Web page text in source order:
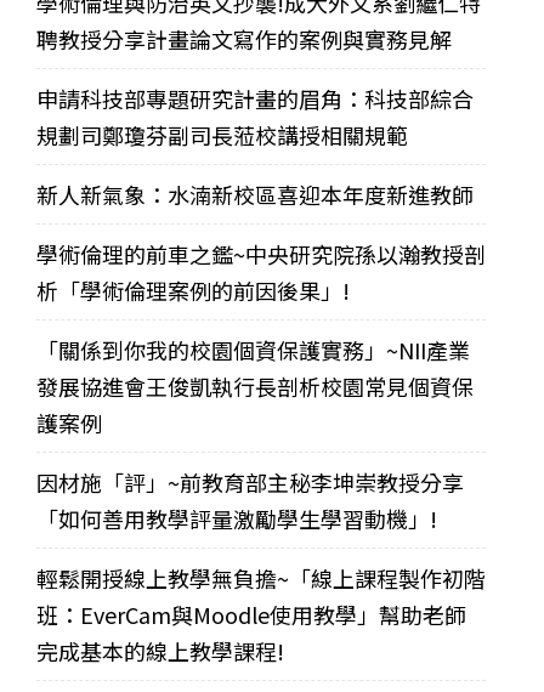
聘教授分享計畫論文寫作的案例與實務見解
申請科技部專題研究計畫的眉角：科技部綜合
規劃司鄭瓊芬副司長蒞校講授相關規範
新人新氣象：水湳新校區喜迎本年度新進教師
學術倫理的前車之鑑~中央研究院孫以瀚教授剖
析「學術倫理案例的前因後果」!
「關係到你我的校園個資保護實務」~NII產業
發展協進會王俊凱執行長剖析校園常見個資保
護案例
因材施「評」~前教育部主秘李坤崇教授分享
「如何善用教學評量激勵學生學習動機」!
輕鬆開授線上教學無負擔~「線上課程製作初階
班：EverCam與Moodle使用教學」幫助老師
完成基本的線上教學課程!